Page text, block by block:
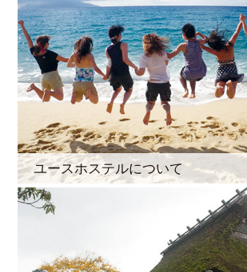
ユースホステルについて